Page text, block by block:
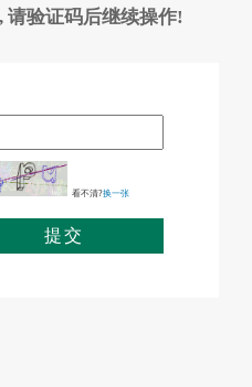
请验证码后继续操作!
看不清?换一张